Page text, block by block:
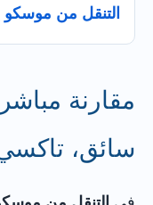
التنقل من موسكو
مقارنة
سائق،